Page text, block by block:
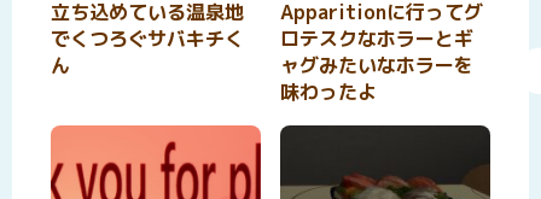
立ち込めている温泉地
でくつろぐサバキチく
ん
Apparitionに行ってグ
ロテスクなホラーとギ
ャグみたいなホラーを
味わったよ